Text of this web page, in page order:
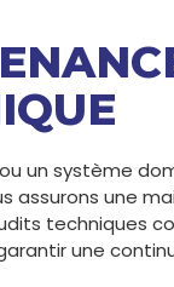
un système
assurons une
techniques
une